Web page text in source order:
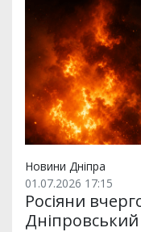
Новини Дніпра
01.07.2026 17:15
Росіяни